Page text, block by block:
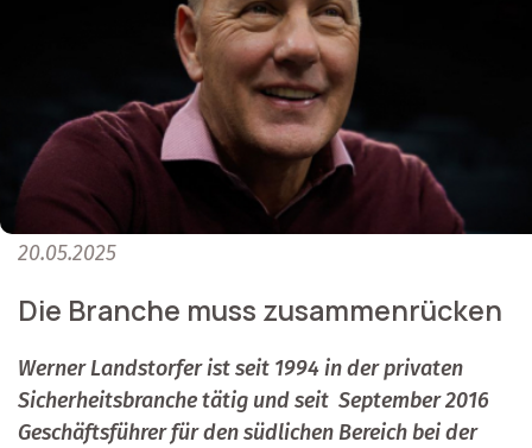
20.05.2025
Die Branche muss zusammenrücken
Werner Landstorfer ist seit 1994 in der privaten
Sicherheitsbranche tätig und seit September 2016
Geschäftsführer für den südlichen Bereich bei der